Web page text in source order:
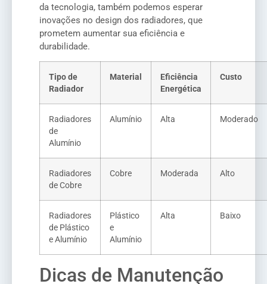
da tecnologia, também podemos esperar
inovações no design dos radiadores, que
prometem aumentar sua eficiência e
durabilidade.
Tipo de
Radiador
Material
Eficiência
Energética
Custo
Radiadores
de
Alumínio
Alumínio Alta Moderado
Radiadores
de Cobre
Cobre Moderada Alto
Radiadores
de Plástico
e Alumínio
Plástico
e
Alumínio
Alta Baixo
Dicas de Manutenção